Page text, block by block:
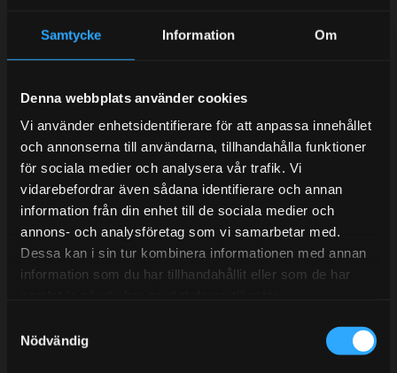
Samtycke Information Om
Denna webbplats använder cookies
Vi använder enhetsidentifierare för att anpassa innehållet
och annonserna till användarna, tillhandahålla funktioner
för sociala medier och analysera vår trafik. Vi
vidarebefordrar även sådana identifierare och annan
information från din enhet till de sociala medier och
annons- och analysföretag som vi samarbetar med.
Dessa kan i sin tur kombinera informationen med annan
information som du har tillhandahållit eller som de har
Nödvändig
Semestertider.
Under V.27 - V.33 nås vi enbart på mejl. Ordrar skickas
under sommaren men med viss fördröjning. 2/7 -9/7 är
det helt stängt.
Mån-Tors: 10:30-15:00
Lunchstängt 12:00-13:00